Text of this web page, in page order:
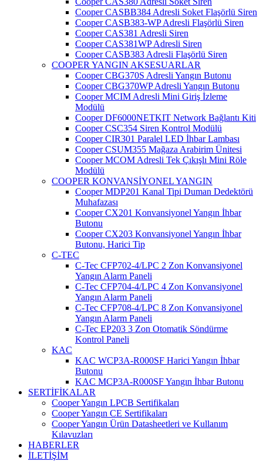
Cooper CASBB384 Adresli Soket Flaşörlü Siren
Cooper CASB383-WP Adresli Flaşörlü Siren
Cooper CAS381 Adresli Siren
Cooper CAS381WP Adresli Siren
Cooper CASB383 Adresli Flaşörlü Siren
COOPER YANGIN AKSESUARLAR
Cooper CBG370S Adresli Yangın Butonu
Cooper CBG370WP Adresli Yangın Butonu
Cooper MCIM Adresli Mini Giriş İzleme
Modülü
Cooper DF6000NETKIT Network Bağlantı Kiti
Cooper CSC354 Siren Kontrol Modülü
Cooper CIR301 Paralel LED İhbar Lambası
Cooper CSUM355 Mağaza Arabirim Ünitesi
Cooper MCOM Adresli Tek Çıkışlı Mini Röle
Modülü
COOPER KONVANSİYONEL YANGIN
Cooper MDP201 Kanal Tipi Duman Dedektörü
Muhafazası
Cooper CX201 Konvansiyonel Yangın İhbar
Butonu
Cooper CX203 Konvansiyonel Yangın İhbar
Butonu, Harici Tip
C-TEC
C-Tec CFP702-4/LPC 2 Zon Konvansiyonel
Yangın Alarm Paneli
C-Tec CFP704-4/LPC 4 Zon Konvansiyonel
Yangın Alarm Paneli
C-Tec CFP708-4/LPC 8 Zon Konvansiyonel
Yangın Alarm Paneli
C-Tec EP203 3 Zon Otomatik Söndürme
Kontrol Paneli
KAC
KAC WCP3A-R000SF Harici Yangın İhbar
Butonu
KAC MCP3A-R000SF Yangın İhbar Butonu
SERTİFİKALAR
Cooper Yangın LPCB Sertifikaları
Cooper Yangın CE Sertifikaları
Cooper Yangın Ürün Datasheetleri ve Kullanım
Kılavuzları
HABERLER
İLETİŞİM